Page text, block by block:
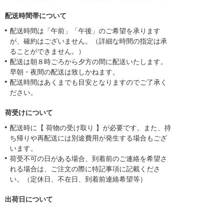
配送時間帯について
配送時間は「午前」「午後」のご希望を承ります
が、確約はございません。（詳細な時間の指定は承
ることができません。）
配送は朝８時ごろから夕方の間に配送いたします。
早朝・夜間の配送は致しかねます。
配送時間はあくまでも目安となりますのでご了承く
ださい。
荷受けについて
配送時に【 荷物の受け取り 】が必要です。また、持
ち帰りや再配送には別途費用が発生する場合もござ
います。
荷受不可の日がある場合、到着前のご連絡を希望さ
れる場合は、ご注文の際に特記事項に記載くださ
い。（定休日、不在日、到着前連絡希望等）
出荷日について